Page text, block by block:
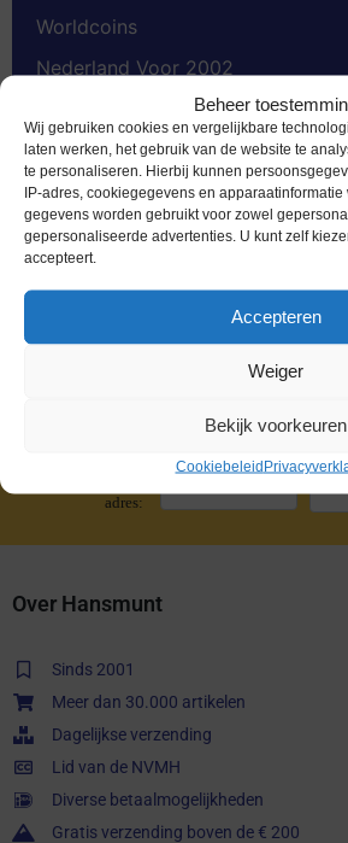
Beheer
Wij gebruiken cookies en vergelijkbare
laten werken, het gebruik van de website te
te personaliseren. Hierbij kunnen
IP-adres, cookiegegevens en apparaatinformatie
gegevens worden gebruikt voor zowel
gepersonaliseerde advertenties. U kunt zelf
accepteert.
Accepteren
Weiger
Bekijk voorkeuren
Cookiebeleid
Worldcoins
Nederland Voor 2002
Dukaten
Penningen
Accessoires
Schrijf je in voor de
adres:
Over Hansmunt
Sinds 2001
Meer dan 30.000 artikelen
Dagelijkse verzending
Lid van de NVMH
Diverse betaalmogelijkheden
Gratis verzending boven de € 200